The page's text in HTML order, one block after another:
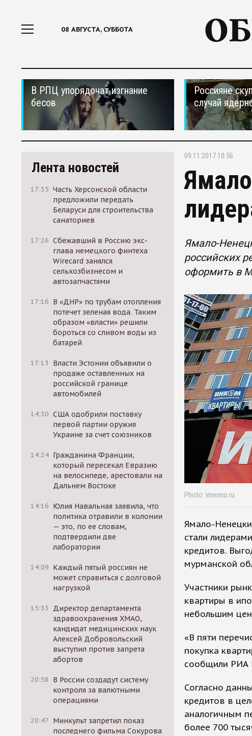
08 АВГУСТА, СУББОТА
В РПЦ упорядочат изгнание
бесов
Россияне
случай
Лента новостей
17:35 Часть Херсонской области
предложили передать
Беларуси для строительства
санаториев
17:26 Сбежавший в Россию экс-
глава немецкого финтеха
Wirecard занялся
сельхозбизнесом и
автозапчастями
17:16 В «ДНР» по трубам отопления
потечет зеленая вода. Таким
образом «власти» решили
бороться со сливом воды из
батарей
17:13
Власти Эстонии объявили о
продаже оставленных на
российской границе
автомобилей
14:30 США одобрили поставку
первой партии оружия
Украине за счет союзников
14:24 Гражданина Франции,
который пересекал Евразию
на велосипеде, арестовали на
Дальнем Востоке
14:16 Юлия Навальная заявила, что
политика отравили в колонии
— это, по ее словам,
подтвердили две
лаборатории
14:09 Каждый пятый россиян не
может справиться с долговой
нагрузкой
15:33
Директор департамента
здравоохранения ХМАО,
кандидат медицинских наук
Алексей Добровольский
выступил против запрета
абортов
20:58
В России создадут систему
контроля за валютными
операциями
20:47 Минкульт запретил показ
последнего фильма Сокурова
09.11.2017 10:56
Ямало-
российских
оформить в
Photo: imenno.ru
Ямало-
стали
кредитов.
мурманской
Участники
квартиры в
небольшим
«В пяти
покупка
сообщили РИА
Согласно
кредитов в
аналогичным
более 700